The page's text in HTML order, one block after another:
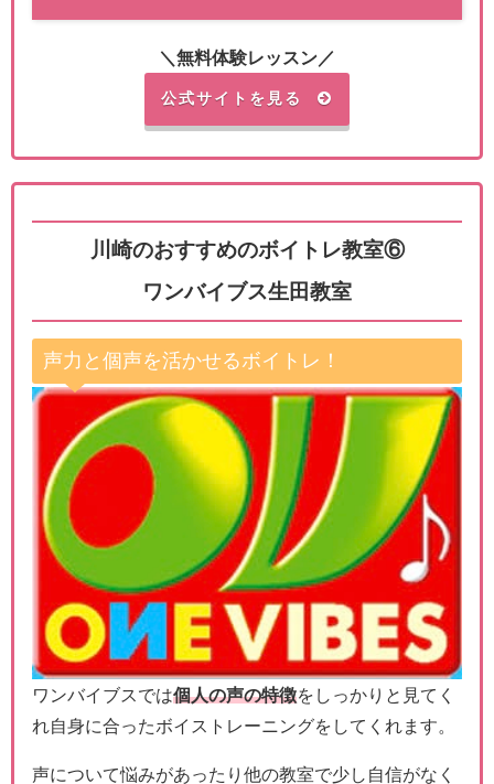
＼無料体験レッスン／
公式サイトを見る
川崎のおすすめのボイトレ教室⑥
ワンバイブス生田教室
声力と個声を活かせるボイトレ！
ワンバイブスでは個人の声の特徴をしっかりと見てく
れ自身に合ったボイストレーニングをしてくれます。
声について悩みがあったり他の教室で少し自信がなく